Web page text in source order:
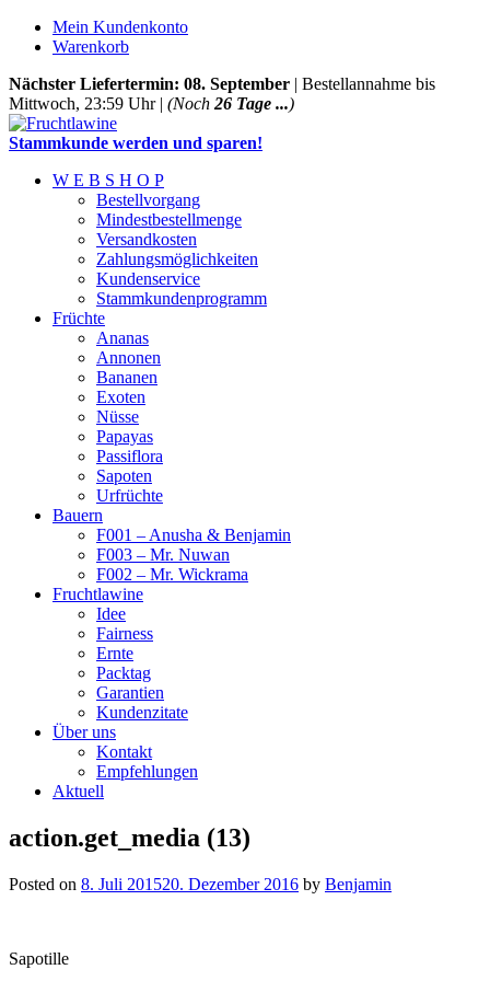
Mein Kundenkonto
Warenkorb
Nächster Liefertermin: 08. September | Bestellannahme bis
Mittwoch, 23:59 Uhr | (Noch 26 Tage ...)
Stammkunde werden und sparen!
W E B S H O P
Bestellvorgang
Mindestbestellmenge
Versandkosten
Zahlungsmöglichkeiten
Kundenservice
Stammkundenprogramm
Früchte
Ananas
Annonen
Bananen
Exoten
Nüsse
Papayas
Passiflora
Sapoten
Urfrüchte
Bauern
F001 – Anusha & Benjamin
F003 – Mr. Nuwan
F002 – Mr. Wickrama
Fruchtlawine
Idee
Fairness
Ernte
Packtag
Garantien
Kundenzitate
Über uns
Kontakt
Empfehlungen
Aktuell
action.get_media (13)
Posted on 8. Juli 201520. Dezember 2016 by Benjamin
Sapotille